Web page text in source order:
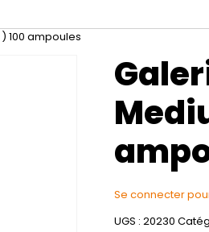
100 ampoules
Se connecter
UGS : 20230